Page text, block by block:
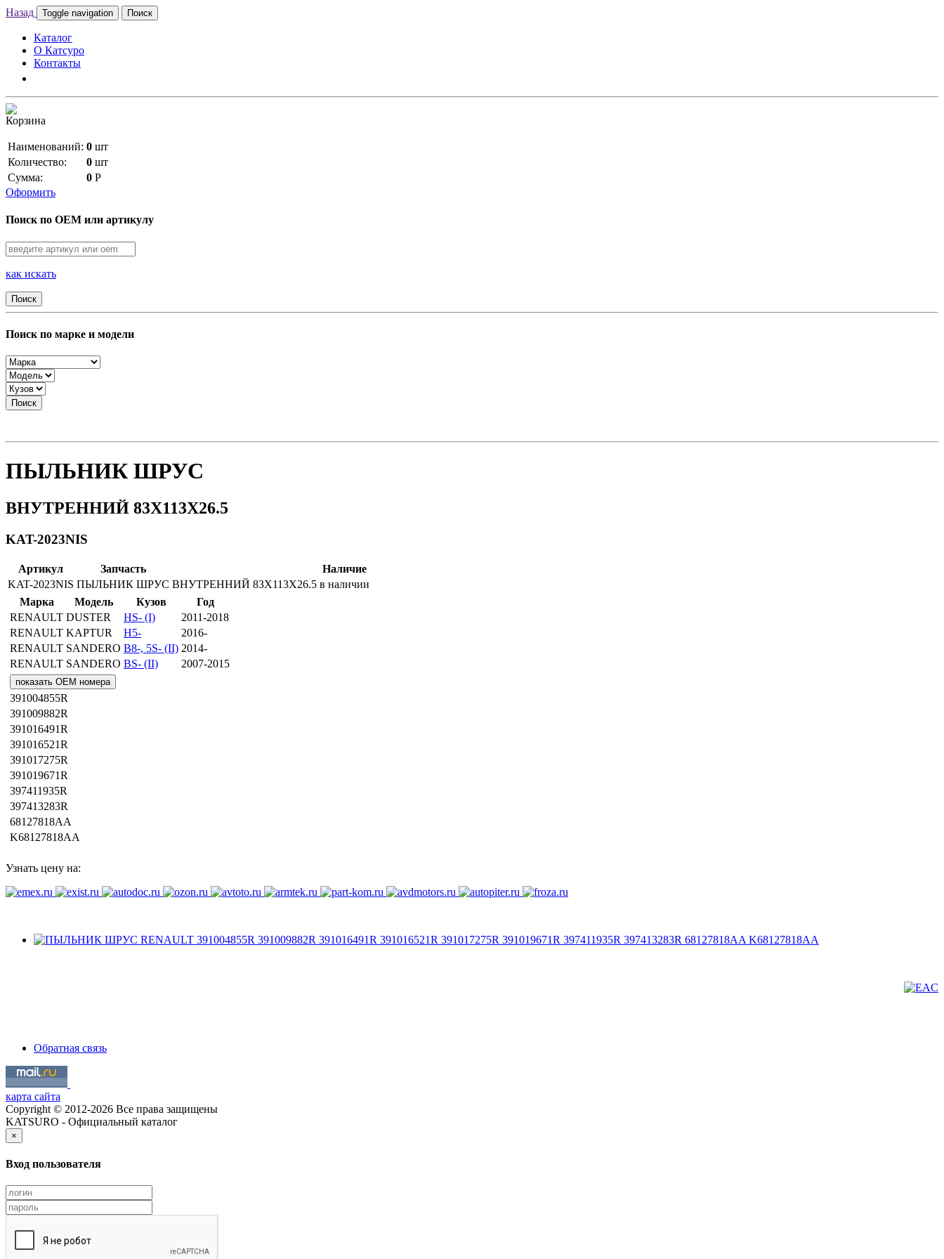
Назад Toggle navigation Поиск
Каталог
О Катсуро
Контакты
Корзина
Наименований: 0 шт
Количество:
0 шт
Сумма:
0 Р
Оформить
Поиск по OEM или артикулу
как искать
Поиск
Поиск по марке и модели
Поиск
ПЫЛЬНИК ШРУС
ВНУТРЕННИЙ 83X113X26.5
KAT-2023NIS
Артикул Запчасть
Наличие
KAT-2023NIS ПЫЛЬНИК ШРУС ВНУТРЕННИЙ 83X113X26.5 в наличии
Марка
Модель Кузов
Год
RENAULT DUSTER HS- (I)
2011-2018
RENAULT KAPTUR H5-
2016-
RENAULT SANDERO B8-, 5S- (II) 2014-
RENAULT SANDERO BS- (II) 2007-2015
показать OEM номера
391004855R
391009882R
391016491R
391016521R
391017275R
391019671R
397411935R
397413283R
68127818AA
K68127818AA
Узнать цену на:
Обратная связь
карта сайта
Copyright © 2012-2026 Все права защищены
KATSURO - Официальный каталог
×
Вход пользователя